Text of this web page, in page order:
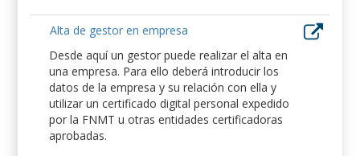
Alta de gestor en empresa
Desde aquí un gestor puede realizar el alta en
una empresa. Para ello deberá introducir los
datos de la empresa y su relación con ella y
utilizar un certificado digital personal expedido
por la FNMT u otras entidades certificadoras
aprobadas.